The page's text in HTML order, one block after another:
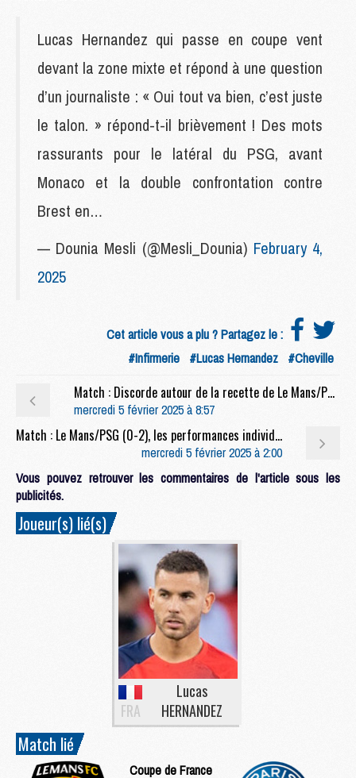
Lucas Hernandez qui passe en coupe vent
devant la zone mixte et répond à une question
d’un journaliste : « Oui tout va bien, c’est juste
le talon. » répond-t-il brièvement ! Des mots
rassurants pour le latéral du PSG, avant
Monaco et la double confrontation contre
Brest en…
— Dounia Mesli (@Mesli_Dounia) February 4,
2025
Cet article vous a plu ? Partagez le :
#Infirmerie #Lucas Hernandez #Cheville
Match : Discorde autour de la recette de Le Mans/PSG
mercredi 5 février 2025 à 8:57
Match : Le Mans/PSG (0-2), les performances individuelles
mercredi 5 février 2025 à 2:00
Vous pouvez retrouver les commentaires de l'article sous les
publicités.
Joueur(s) lié(s)
FRA
Lucas
HERNANDEZ
Match lié
Coupe de France